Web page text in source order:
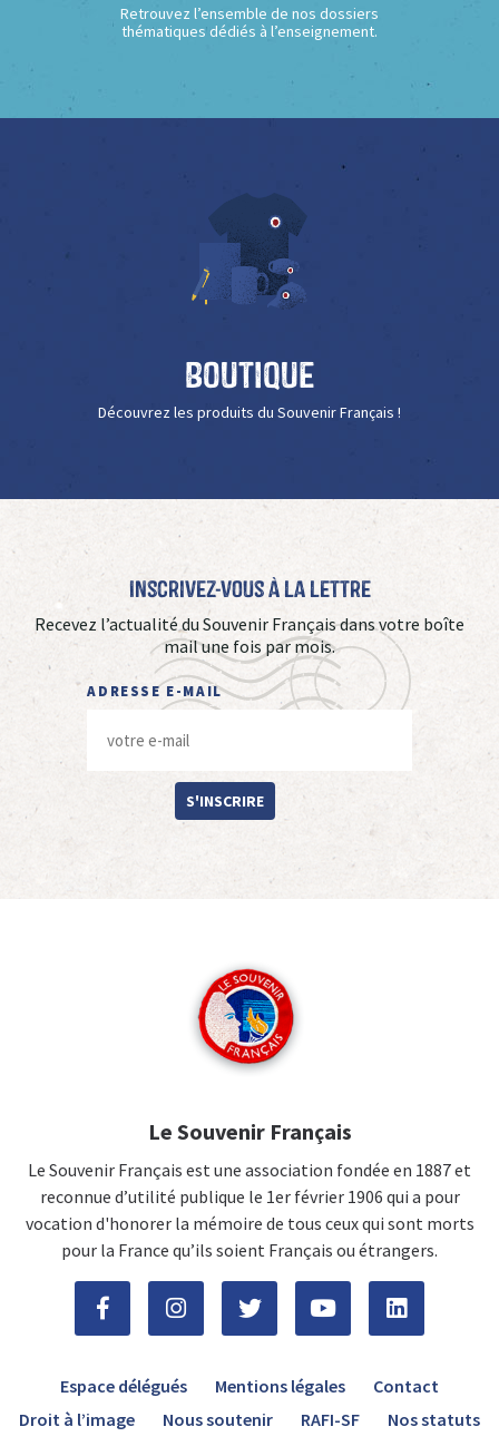
Retrouvez l’ensemble de nos dossiers
thématiques dédiés à l’enseignement.
Boutique
Découvrez les produits du Souvenir Français !
Inscrivez-vous à La Lettre
Recevez l’actualité du Souvenir Français dans votre boîte
mail une fois par mois.
ADRESSE E-MAIL
S'INSCRIRE
Le Souvenir Français
Le Souvenir Français est une association fondée en 1887 et
reconnue d’utilité publique le 1er février 1906 qui a pour
vocation d'honorer la mémoire de tous ceux qui sont morts
pour la France qu’ils soient Français ou étrangers.
Espace délégués Mentions légales
Contact
Droit à l’image
Nous soutenir RAFI-SF Nos statuts